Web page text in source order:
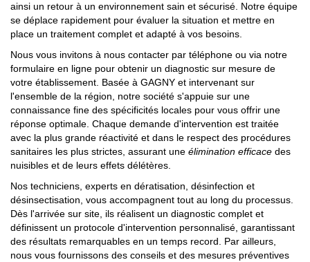
ainsi un retour à un environnement sain et sécurisé. Notre équipe
se déplace rapidement pour évaluer la situation et mettre en
place un traitement complet et adapté à vos besoins.
Nous vous invitons à nous contacter par téléphone ou via notre
formulaire en ligne pour obtenir un diagnostic sur mesure de
votre établissement. Basée à GAGNY et intervenant sur
l'ensemble de la région, notre société s'appuie sur une
connaissance fine des spécificités locales pour vous offrir une
réponse optimale. Chaque demande d'intervention est traitée
avec la plus grande réactivité et dans le respect des procédures
sanitaires les plus strictes, assurant une élimination efficace des
nuisibles et de leurs effets délétères.
Nos techniciens, experts en dératisation, désinfection et
désinsectisation, vous accompagnent tout au long du processus.
Dès l'arrivée sur site, ils réalisent un diagnostic complet et
définissent un protocole d'intervention personnalisé, garantissant
des résultats remarquables en un temps record. Par ailleurs,
nous vous fournissons des conseils et des mesures préventives